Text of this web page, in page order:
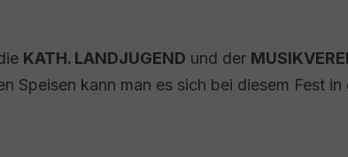
KATH. LANDJUGEND und der
Speisen kann man es sich bei diesem Fest